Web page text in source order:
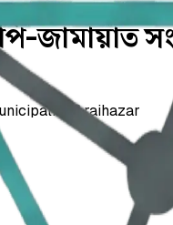
জামায়াত
Araihazar